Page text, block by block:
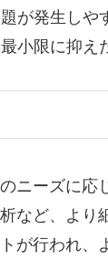
が発生しや
小限に抑え
ニーズに応
など、より
が行われ、